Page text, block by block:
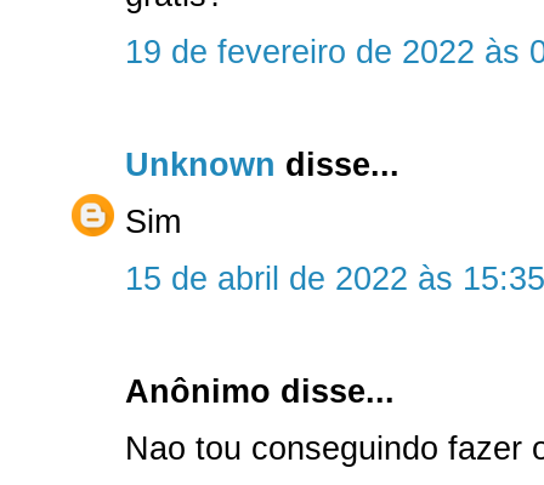
19 de fevereiro de 2022 às
Unknown disse...
Sim
15 de abril de 2022 às 15:35
Anônimo disse...
Nao tou conseguindo fazer